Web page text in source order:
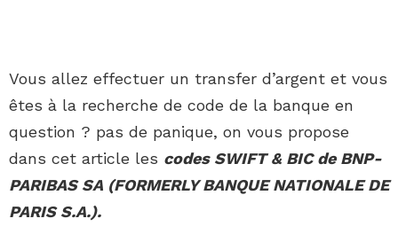
Vous allez effectuer un transfer d’argent et vous
êtes à la recherche de code de la banque en
question ? pas de panique, on vous propose
dans cet article les codes SWIFT & BIC de BNP-
PARIBAS SA (FORMERLY BANQUE NATIONALE DE
PARIS S.A.).